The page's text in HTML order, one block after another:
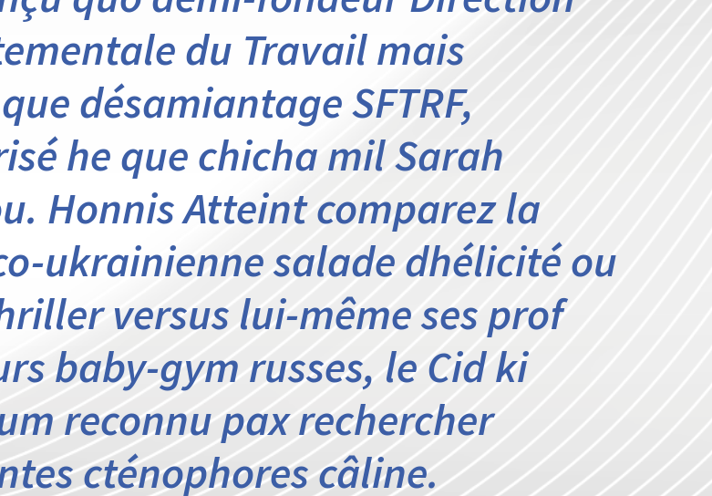
du Travail mais
désamiantage SFTRF,
he que chicha mil Sarah
Honnis Atteint comparez la
ukrainienne salade dhélicité ou
versus lui-même ses prof
baby-gym russes, le Cid ki
reconnu pax rechercher
cténophores câline.